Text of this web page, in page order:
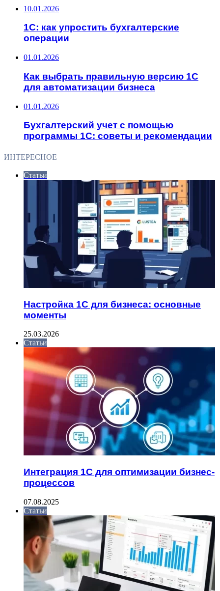
10.01.2026
1С: как упростить бухгалтерские
операции
01.01.2026
Как выбрать правильную версию 1С
для автоматизации бизнеса
01.01.2026
Бухгалтерский учет с помощью
программы 1С: советы и рекомендации
ИНТЕРЕСНОЕ
Статьи
Настройка 1С для бизнеса: основные
моменты
25.03.2026
Статьи
Интеграция 1С для оптимизации бизнес-
процессов
07.08.2025
Статьи